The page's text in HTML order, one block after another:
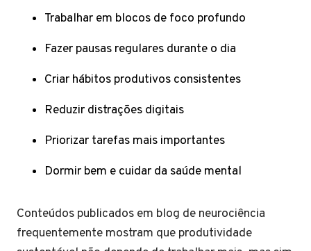
Trabalhar em blocos de foco profundo
Fazer pausas regulares durante o dia
Criar hábitos produtivos consistentes
Reduzir distrações digitais
Priorizar tarefas mais importantes
Dormir bem e cuidar da saúde mental
Conteúdos publicados em blog de neurociência
frequentemente mostram que produtividade